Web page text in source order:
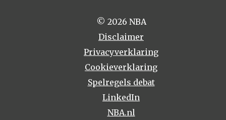
© 2026 NBA
Disclaimer
Privacyverklaring
Cookieverklaring
Spelregels debat
LinkedIn
NBA.nl